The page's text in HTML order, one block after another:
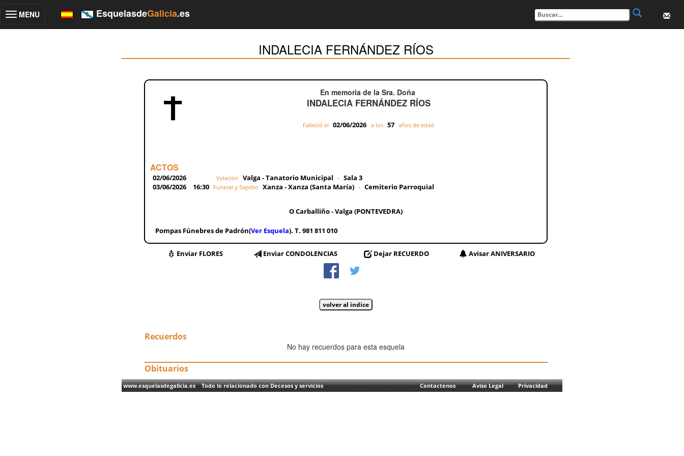
Toggle
MENU EsquelasdeGalicia.es
INDALECIA FERNÁNDEZ RÍOS
En memoria de la Sra. Doña
INDALECIA FERNÁNDEZ RÍOS
Falleció el 02/06/2026 a los 57 años de edad
ACTOS
02/06/2026 Velación Valga - Tanatorio Municipal - Sala 3
03/06/2026
16:30 Funeral y Sepelio Xanza - Xanza (Santa María) - Cemiterio Parroquial
O Carballiño - Valga (PONTEVEDRA)
Pompas Fúnebres de Padrón(Ver Esquela). T. 981 811 010
Enviar FLORES Enviar CONDOLENCIAS Dejar RECUERDO Avisar ANIVERSARIO
Recuerdos
No hay recuerdos para esta esquela
Obituarios
www.esquelasdegalicia.es Todo lo relacionado con Decesos y servicios Contactenos Aviso Legal Privacidad